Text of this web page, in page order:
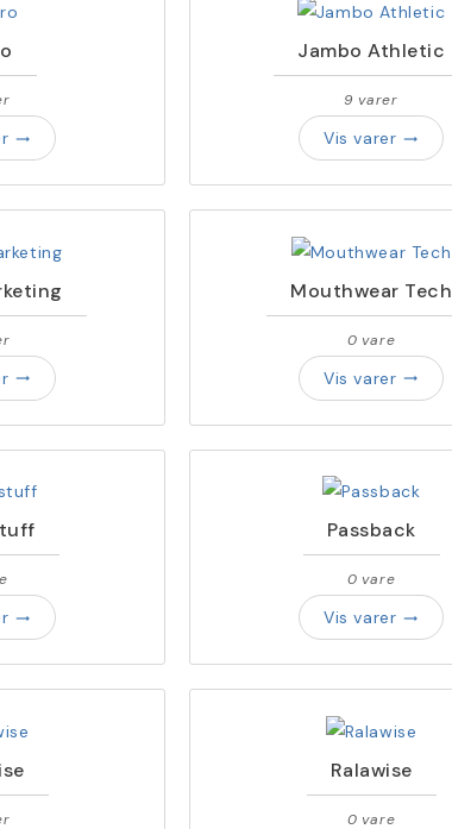
trending_flat
Jambo Athletic
9 varer
Vis varer trending_flat
trending_flat
Mouthwear Tech
0 vare
Vis varer trending_flat
trending_flat
Passback
0 vare
Vis varer trending_flat
Ralawise
0 vare